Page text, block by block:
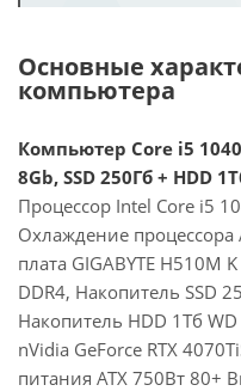
Основные
компьютера
Компьютер Core i5
8Gb, SSD 250Гб + HDD
Процессор Intel Core i5
Охлаждение процессора
плата GIGABYTE H510M
DDR4, Накопитель SSD
Накопитель HDD 1Тб
nVidia GeForce RTX
питания ATX 750Вт 80+